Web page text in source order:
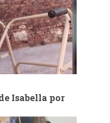
Isabella por